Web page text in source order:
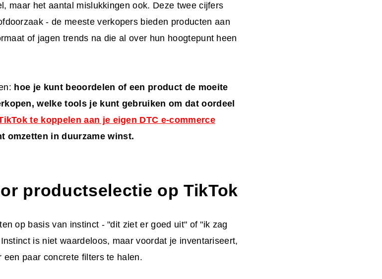
maar het aantal mislukkingen ook. Deze twee cijfers
- de meeste verkopers bieden producten aan
of jagen trends na die al over hun hoogtepunt heen
hoe je kunt beoordelen of een product de moeite
welke tools je kunt gebruiken om dat oordeel
te koppelen aan je eigen DTC e-commerce
omzetten in duurzame winst.
productselectie op TikTok
op basis van instinct - "dit ziet er goed uit" of "ik zag
is niet waardeloos, maar voordat je inventariseert,
een paar concrete filters te halen.